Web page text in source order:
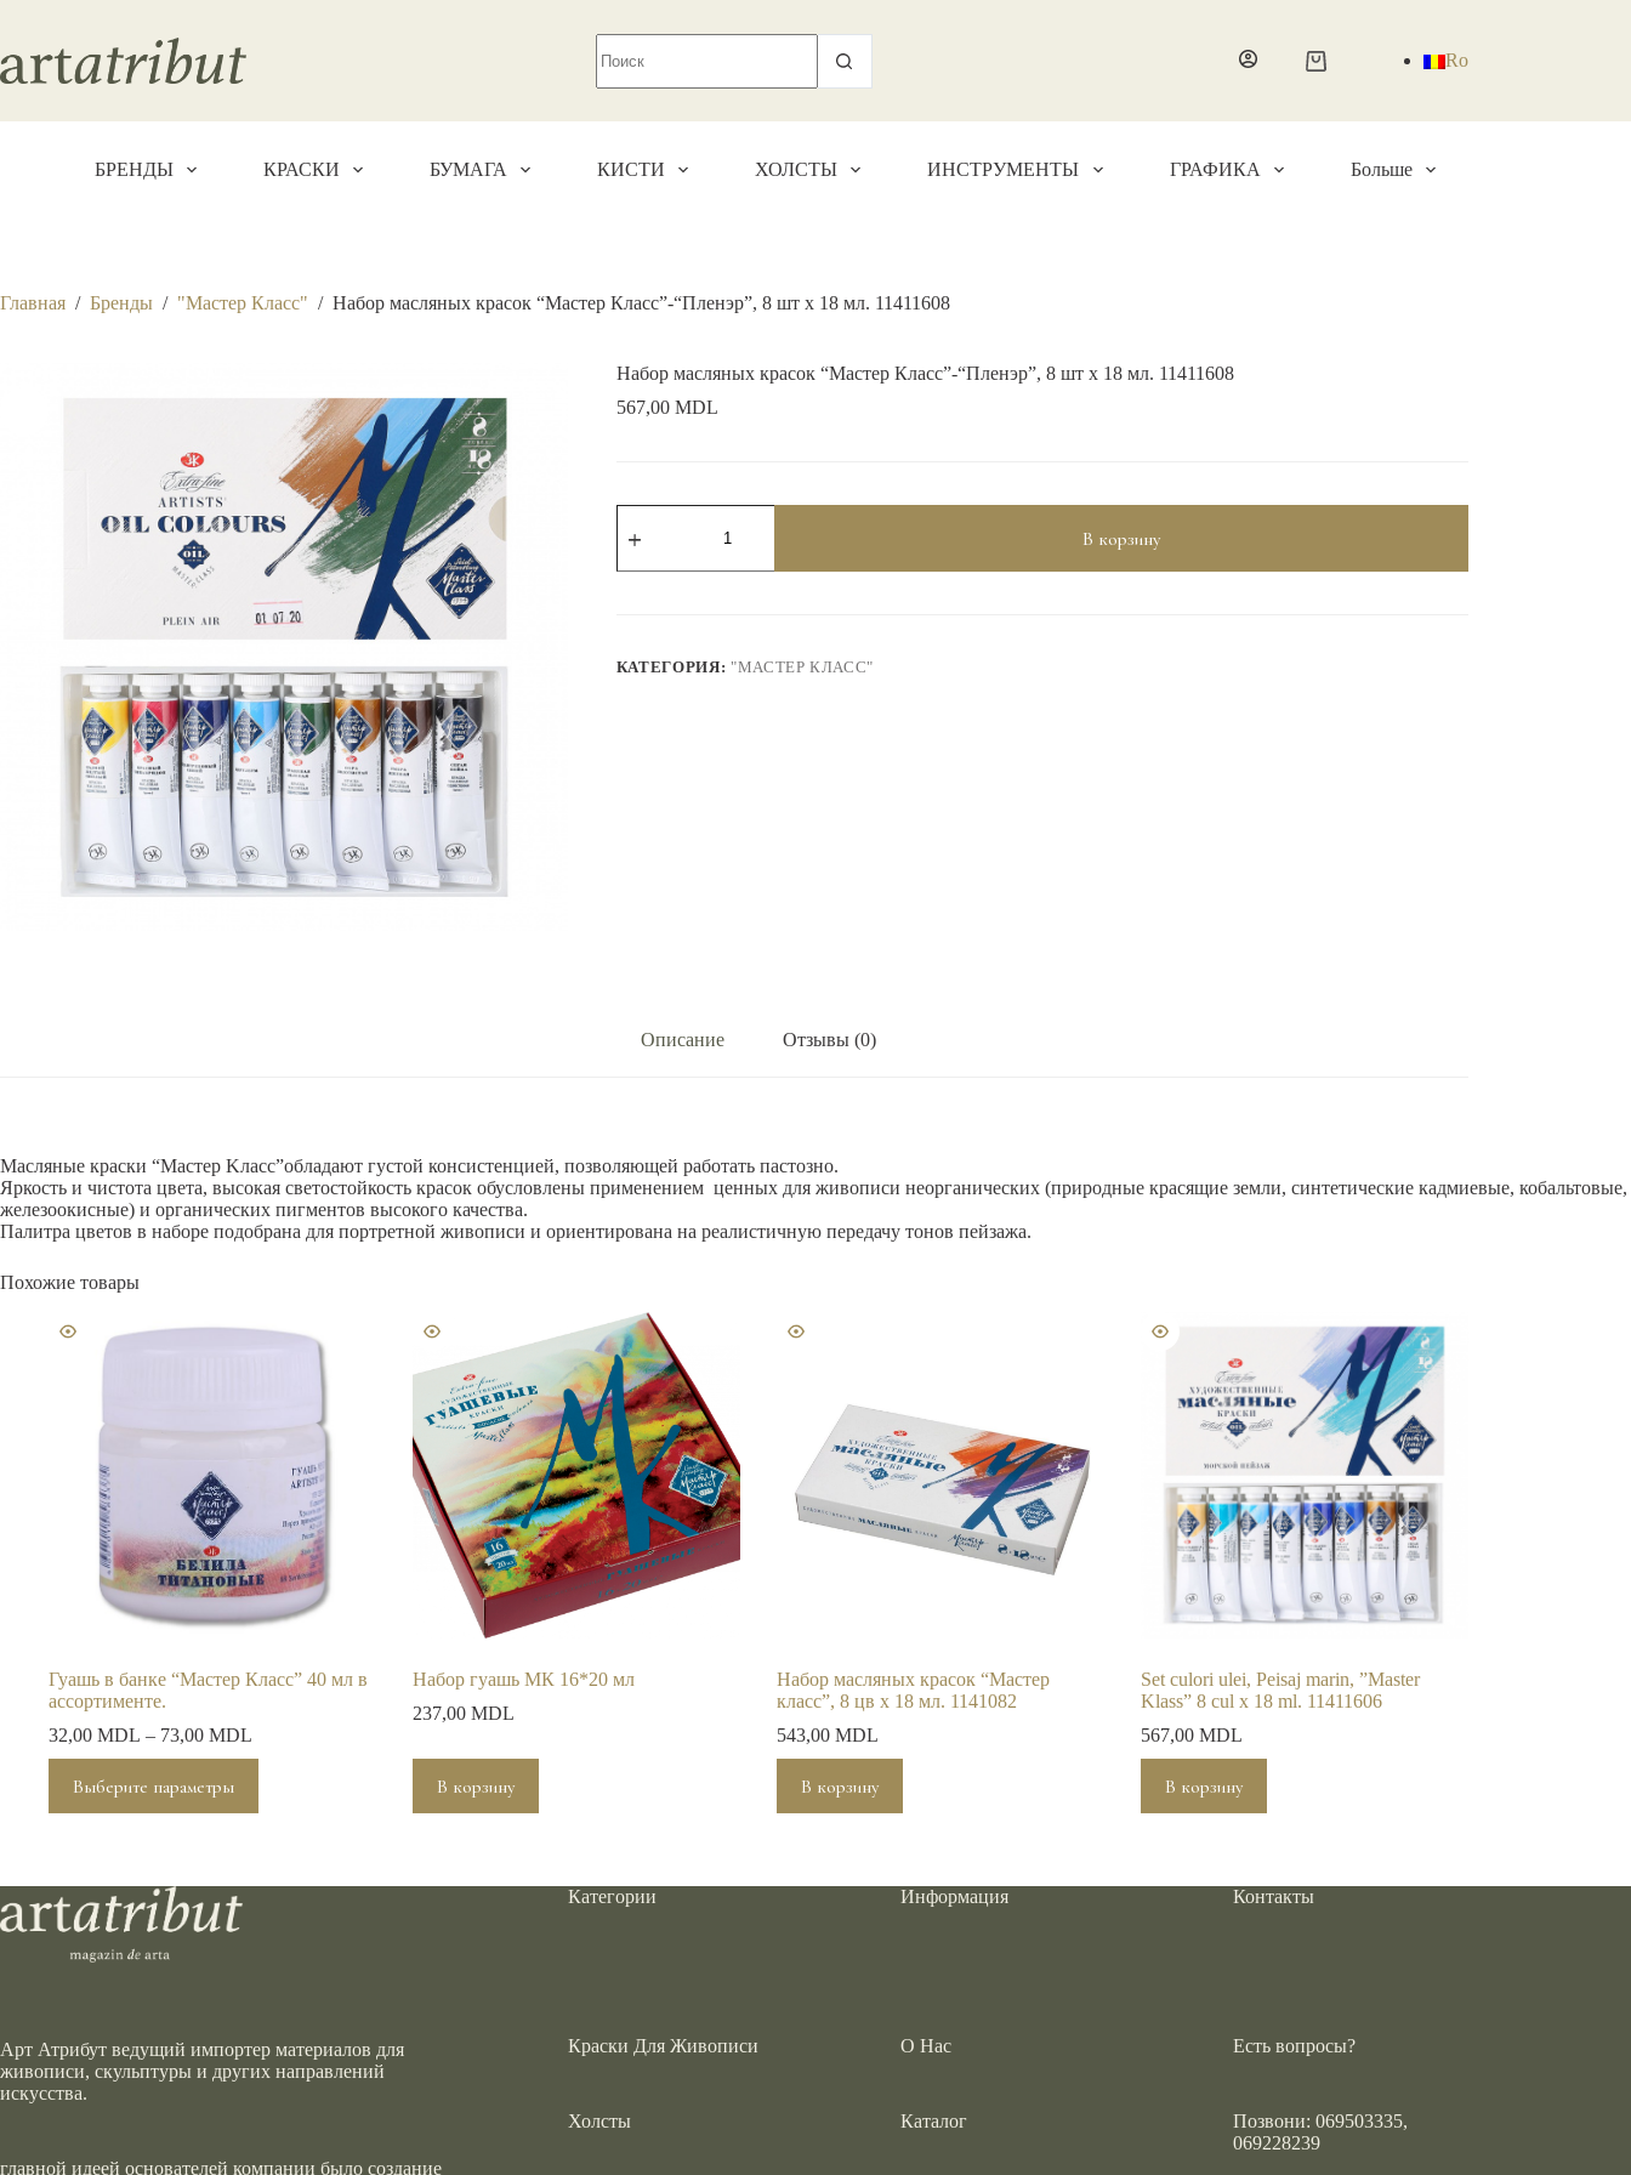
сути
Корзина Ro
БРЕНДЫ КРАСКИ БУМАГА КИСТИ ХОЛСТЫ ИНСТРУМЕНТЫ ГРАФИКА Больше
Главная / Бренды / "Мастер Класс" / Набор масляных красок “Мастер Класс”-“Пленэр”, 8 шт х 18 мл. 11411608
Набор масляных красок “Мастер Класс”-“Пленэр”, 8 шт х 18 мл. 11411608
567,00 MDL
товара
масляных
"Пленэр",
8
В корзину
КАТЕГОРИЯ: "МАСТЕР КЛАСС"
Описание Отзывы (0)
Масляные краски “Мастер Kласс”обладают густой консистенцией, позволяющей работать пастозно.
Яркость и чистота цвета, высокая светостойкость красок обусловлены применением ценных для живописи неорганических (природные красящие земли, синтетические кадмиевые, кобальтовые,
железоокисные) и органических пигментов высокого качества.
Палитра цветов в наборе подобрана для портретной живописи и ориентирована на реалистичную передачу тонов пейзажа.
Похожие товары
Гуашь в банке “Мастер Класс” 40 мл в
ассортименте.
32,00 MDL – 73,00 MDL
Выберите параметры
товар
имеет
можно
выбрать
странице
Набор гуашь МК 16*20 мл
237,00 MDL
В корзину
Набор масляных красок “Мастер
класс”, 8 цв х 18 мл. 1141082
543,00 MDL
В корзину
Set culori ulei, Peisaj marin, ”Master
Klass” 8 cul x 18 ml. 11411606
567,00 MDL
В корзину
Арт Атрибут ведущий импортер материалов для
живописи, скульптуры и других направлений
искусства.
главной идеей основателей компании было создание
Категории
Краски Для Живописи
Холсты
Информация
О Нас
Каталог
Контакты
Есть вопросы?
Позвони: 069503335,
069228239